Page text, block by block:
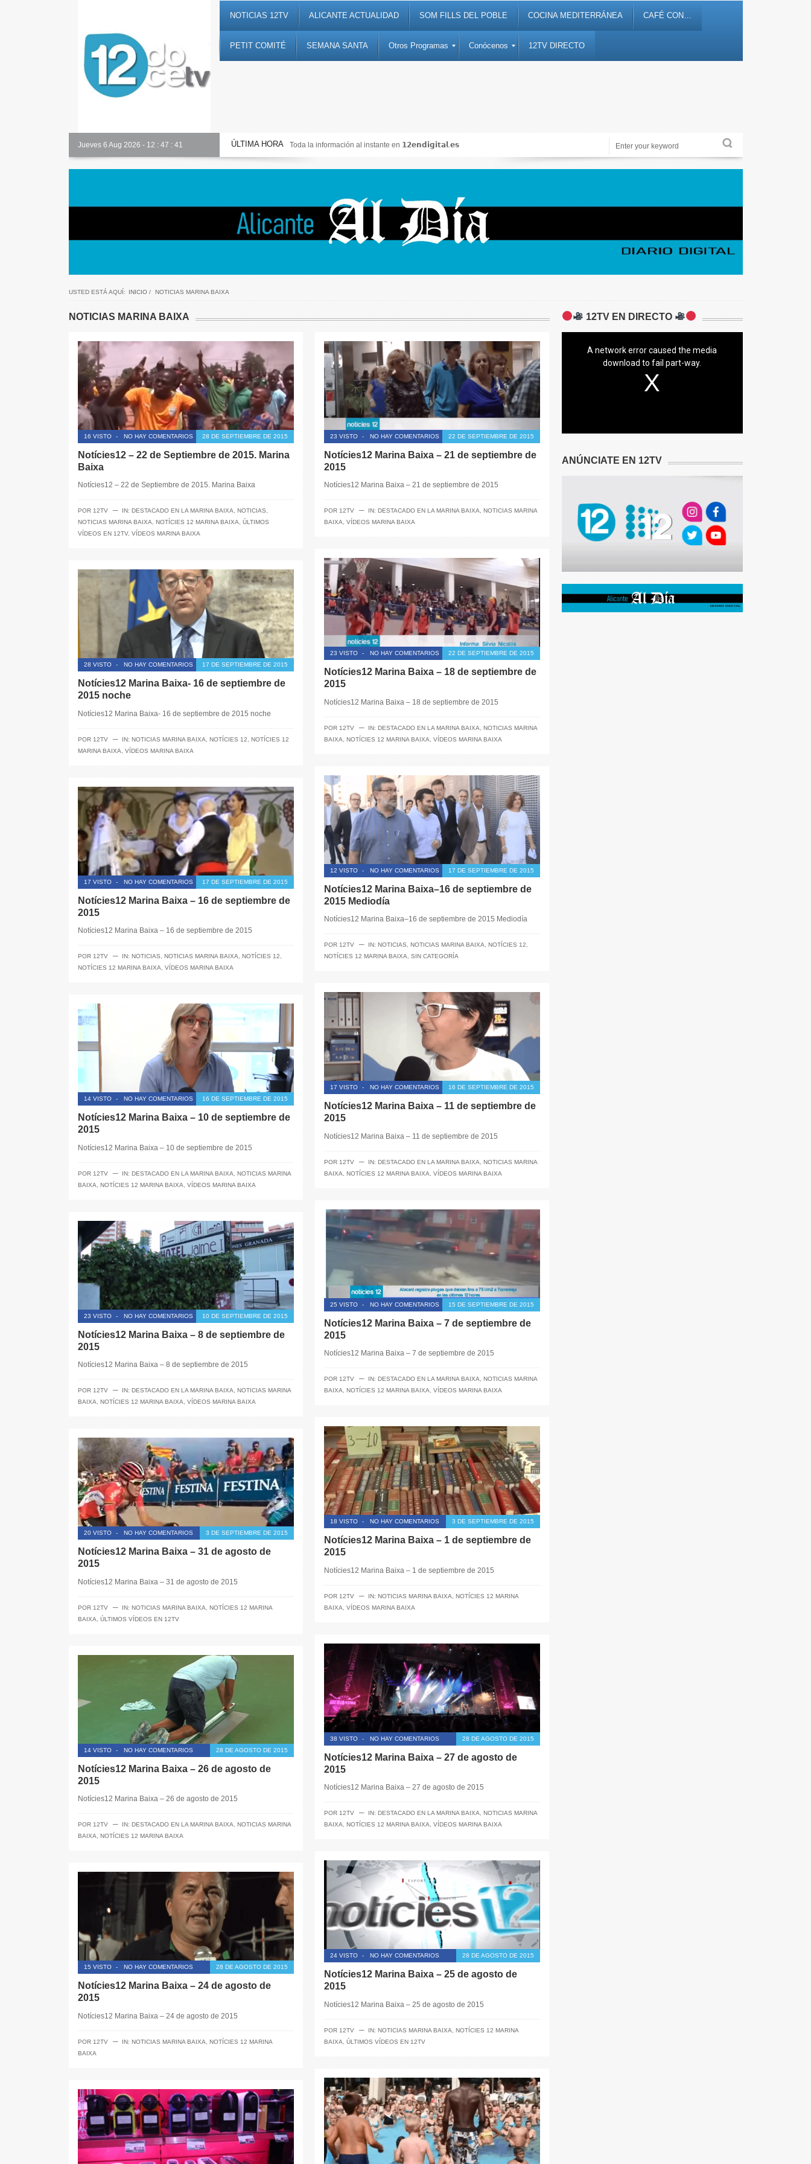
NOTICIAS 12TV ALICANTE ACTUALIDAD SOM FILLS DEL POBLE COCINA MEDITERRÁNEA CAFÉ CON…
PETIT COMITÉ SEMANA SANTA Otros Programas Conócenos 12TV DIRECTO
Jueves 6 Aug 2026 - 12 : 47 : 42 ÚLTIMA HORA
Alicante Actualidad Toda la información al instante en 𝟭𝟮𝗲𝗻𝗱𝗶𝗴𝗶𝘁𝗮𝗹.𝗲𝘀 Noticias, debates, fiestas, cultura, ocio y entretenimiento
USTED ESTÁ AQUÍ: INICIO/ NOTICIAS MARINA BAIXA
NOTICIAS MARINA BAIXA
16 VISTO - NO HAY COMENTARIOS 28 DE SEPTIEMBRE DE 2015
Notícies12 – 22 de Septiembre de 2015. Marina
Baixa
Notícies12 – 22 de Septiembre de 2015. Marina Baixa
POR 12TV ─ IN: DESTACADO EN LA MARINA BAIXA NOTICIAS
NOTICIAS MARINA BAIXA
NOTÍCIES 12 MARINA BAIXA
ÚLTIMOS
VÍDEOS EN 12TV, VÍDEOS MARINA BAIXA
23 VISTO - NO HAY COMENTARIOS 22 DE SEPTIEMBRE DE 2015
Notícies12 Marina Baixa – 21 de septiembre de
2015
Notícies12 Marina Baixa – 21 de septiembre de 2015
POR 12TV ─ IN: DESTACADO EN LA MARINA BAIXA
NOTICIAS MARINA
BAIXA
VÍDEOS MARINA BAIXA
23 VISTO - NO HAY COMENTARIOS 22 DE SEPTIEMBRE DE 2015
Notícies12 Marina Baixa – 18 de septiembre de
2015
Notícies12 Marina Baixa – 18 de septiembre de 2015
POR 12TV ─ IN: DESTACADO EN LA MARINA BAIXA
NOTICIAS MARINA
BAIXA
NOTÍCIES 12 MARINA BAIXA VÍDEOS MARINA BAIXA
28 VISTO - NO HAY COMENTARIOS 17 DE SEPTIEMBRE DE 2015
Notícies12 Marina Baixa- 16 de septiembre de
2015 noche
Notícies12 Marina Baixa- 16 de septiembre de 2015 noche
POR 12TV ─ IN: NOTICIAS MARINA BAIXA NOTÍCIES 12
NOTÍCIES 12
MARINA BAIXA
VÍDEOS MARINA BAIXA
12 VISTO - NO HAY COMENTARIOS 17 DE SEPTIEMBRE DE 2015
Notícies12 Marina Baixa–16 de septiembre de
2015 Mediodía
Notícies12 Marina Baixa–16 de septiembre de 2015 Mediodía
POR 12TV ─ IN: NOTICIAS NOTICIAS MARINA BAIXA NOTÍCIES 12
NOTÍCIES 12 MARINA BAIXA
SIN CATEGORÍA
17 VISTO - NO HAY COMENTARIOS 17 DE SEPTIEMBRE DE 2015
Notícies12 Marina Baixa – 16 de septiembre de
2015
Notícies12 Marina Baixa – 16 de septiembre de 2015
POR 12TV ─ IN: NOTICIAS NOTICIAS MARINA BAIXA NOTÍCIES 12
NOTÍCIES 12 MARINA BAIXA
VÍDEOS MARINA BAIXA
17 VISTO - NO HAY COMENTARIOS 16 DE SEPTIEMBRE DE 2015
Notícies12 Marina Baixa – 11 de septiembre de
2015
Notícies12 Marina Baixa – 11 de septiembre de 2015
POR 12TV ─ IN: DESTACADO EN LA MARINA BAIXA
NOTICIAS MARINA
BAIXA
NOTÍCIES 12 MARINA BAIXA VÍDEOS MARINA BAIXA
14 VISTO - NO HAY COMENTARIOS 16 DE SEPTIEMBRE DE 2015
Notícies12 Marina Baixa – 10 de septiembre de
2015
Notícies12 Marina Baixa – 10 de septiembre de 2015
POR 12TV ─ IN: DESTACADO EN LA MARINA BAIXA
NOTICIAS MARINA
BAIXA
NOTÍCIES 12 MARINA BAIXA VÍDEOS MARINA BAIXA
25 VISTO - NO HAY COMENTARIOS 15 DE SEPTIEMBRE DE 2015
Notícies12 Marina Baixa – 7 de septiembre de
2015
Notícies12 Marina Baixa – 7 de septiembre de 2015
POR 12TV ─ IN: DESTACADO EN LA MARINA BAIXA
NOTICIAS MARINA
BAIXA
NOTÍCIES 12 MARINA BAIXA VÍDEOS MARINA BAIXA
23 VISTO - NO HAY COMENTARIOS 10 DE SEPTIEMBRE DE 2015
Notícies12 Marina Baixa – 8 de septiembre de
2015
Notícies12 Marina Baixa – 8 de septiembre de 2015
POR 12TV ─ IN: DESTACADO EN LA MARINA BAIXA
NOTICIAS MARINA
BAIXA
NOTÍCIES 12 MARINA BAIXA VÍDEOS MARINA BAIXA
18 VISTO - NO HAY COMENTARIOS 3 DE SEPTIEMBRE DE 2015
Notícies12 Marina Baixa – 1 de septiembre de
2015
Notícies12 Marina Baixa – 1 de septiembre de 2015
POR 12TV ─ IN: NOTICIAS MARINA BAIXA
NOTÍCIES 12 MARINA
BAIXA
VÍDEOS MARINA BAIXA
20 VISTO - NO HAY COMENTARIOS 3 DE SEPTIEMBRE DE 2015
Notícies12 Marina Baixa – 31 de agosto de
2015
Notícies12 Marina Baixa – 31 de agosto de 2015
POR 12TV ─ IN: NOTICIAS MARINA BAIXA
NOTÍCIES 12 MARINA
BAIXA
ÚLTIMOS VÍDEOS EN 12TV
38 VISTO - NO HAY COMENTARIOS 28 DE AGOSTO DE 2015
Notícies12 Marina Baixa – 27 de agosto de
2015
Notícies12 Marina Baixa – 27 de agosto de 2015
POR 12TV ─ IN: DESTACADO EN LA MARINA BAIXA
NOTICIAS MARINA
BAIXA
NOTÍCIES 12 MARINA BAIXA VÍDEOS MARINA BAIXA
14 VISTO - NO HAY COMENTARIOS 28 DE AGOSTO DE 2015
Notícies12 Marina Baixa – 26 de agosto de
2015
Notícies12 Marina Baixa – 26 de agosto de 2015
POR 12TV ─ IN: DESTACADO EN LA MARINA BAIXA
NOTICIAS MARINA
BAIXA
NOTÍCIES 12 MARINA BAIXA
24 VISTO - NO HAY COMENTARIOS 28 DE AGOSTO DE 2015
Notícies12 Marina Baixa – 25 de agosto de
2015
Notícies12 Marina Baixa – 25 de agosto de 2015
POR 12TV ─ IN: NOTICIAS MARINA BAIXA
NOTÍCIES 12 MARINA
BAIXA
ÚLTIMOS VÍDEOS EN 12TV
15 VISTO - NO HAY COMENTARIOS 28 DE AGOSTO DE 2015
Notícies12 Marina Baixa – 24 de agosto de
2015
Notícies12 Marina Baixa – 24 de agosto de 2015
POR 12TV ─ IN: NOTICIAS MARINA BAIXA
NOTÍCIES 12 MARINA
BAIXA
12TV EN DIRECTO
A network error caused the media
download to fail part-way.
ANÚNCIATE EN 12TV